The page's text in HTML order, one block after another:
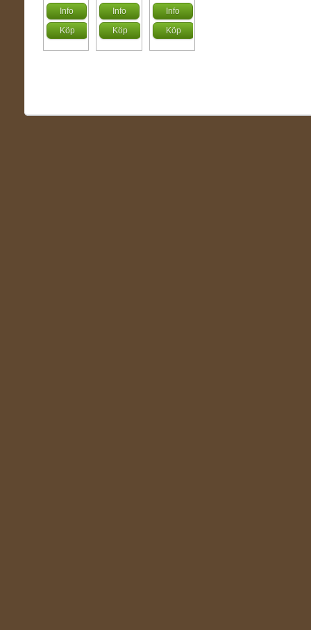
Info
Köp
Info
Köp
Info
Köp